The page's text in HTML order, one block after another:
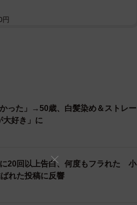
ボトリング（岩手県）。コカ・コー
年5月にオレンジ、2021年7月にアッ
いるのだ。
った」→50歳、白髪染め＆ストレー
大好き」に
20回以上告白、何度もフラれた 小
れた投稿に反響